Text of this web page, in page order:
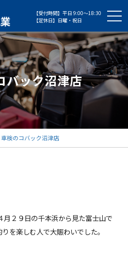
【受付時間】平日 9:00～18:30
【定休日】日曜・祝日
バック沼津店
車検のコバック沼津店
月２９日の千本浜から見た富士山で
を楽しむ人で大賑わいでした。